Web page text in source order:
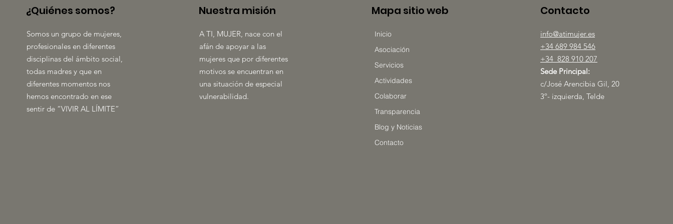
¿Quiénes somos?
Somos un grupo de mujeres,
profesionales en diferentes
disciplinas del ámbito social,
todas madres y que en
diferentes momentos nos
hemos encontrado en ese
sentir de “VIVIR AL LÍMITE”
Nuestra misión
A TI, MUJER, nace con el
afán de apoyar a las
mujeres que por diferentes
motivos se encuentran en
una situación de especial
vulnerabilidad.
Mapa sitio web
Inicio
Asociación
Servicios
Actividades
Colaborar
Transparencia
Blog y Noticias
Contacto
Contacto
info@atimujer.es
+34 689 984 546
+34 828 910 207
Sede Principal:
c/José Arencibia Gil, 20
3º- izquierda, Telde